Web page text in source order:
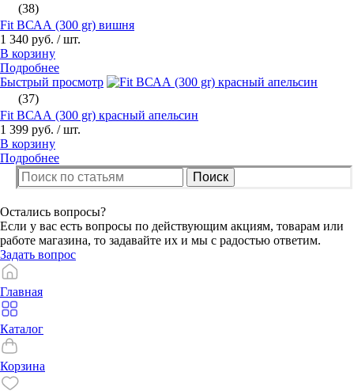
(38)
Fit ВСАА (300 gr) вишня
1 340 руб. / шт.
В корзину
Подробнее
Быстрый просмотр
(37)
Fit ВСАА (300 gr) красный апельсин
1 399 руб. / шт.
В корзину
Подробнее
Поиск
Остались вопросы?
Если у вас есть вопросы по действующим акциям, товарам или
работе магазина, то задавайте их и мы с радостью ответим.
Задать вопрос
Главная
Каталог
Корзина